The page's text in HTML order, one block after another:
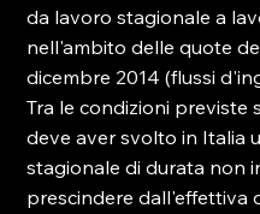
da lavoro stagionale a
nell'ambito delle quote
dicembre 2014 (flussi
Tra le condizioni previste
deve aver svolto in Italia
stagionale di durata non
prescindere dall'effettiva